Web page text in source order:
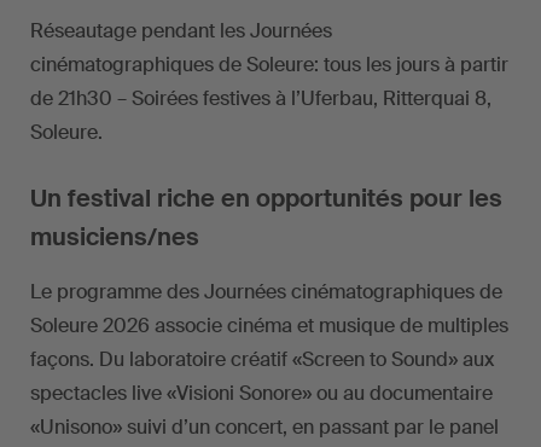
Réseautage pendant les Journées
cinématographiques de Soleure: tous les jours à partir
de 21h30 – Soirées festives à l’Uferbau, Ritterquai 8,
Soleure.
Un festival riche en opportunités pour les
musiciens/nes
Le programme des Journées cinématographiques de
Soleure 2026 associe cinéma et musique de multiples
façons. Du laboratoire créatif «Screen to Sound» aux
spectacles live «Visioni Sonore» ou au documentaire
«Unisono» suivi d’un concert, en passant par le panel